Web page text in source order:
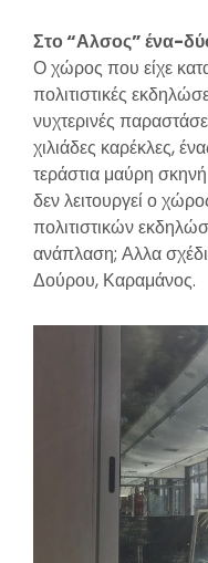
Στο “Αλσος” ένα-
Ο χώρος που είχε
πολιτιστικές
νυχτερινές
χιλιάδες καρέκλες,
τεράστια μαύρη
δεν λειτουργεί ο
πολιτιστικών
ανάπλαση; Αλλα
Δούρου, Καραμάνος.